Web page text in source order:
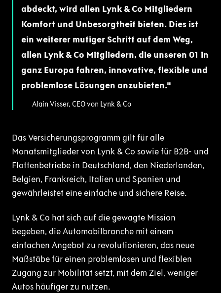
abdeckt, wird allen Lynk & Co Mitgliedern
Komfort und Unbesorgtheit bieten. Dies ist
ein weiterer mutiger Schritt auf dem Weg,
allen Lynk & Co Mitgliedern, die unseren 01 in
ganz Europa fahren, innovative, flexible und
problemlose Lösungen anzubieten.
Alain Visser, CEO von Lynk & Co
Das Versicherungsprogramm gilt für alle
Monatsmitglieder von Lynk & Co sowie für B2B- und
Flottenbetriebe in Deutschland, den Niederlanden,
Belgien, Frankreich, Italien und Spanien und
gewährleistet eine einfache und sichere Reise.
Lynk & Co hat sich auf die gewagte Mission
begeben, die Automobilbranche mit einem
einfachen Angebot zu revolutionieren, das neue
Maßstäbe für einen problemlosen und flexiblen
Zugang zur Mobilität setzt, mit dem Ziel, weniger
Autos häufiger zu nutzen.